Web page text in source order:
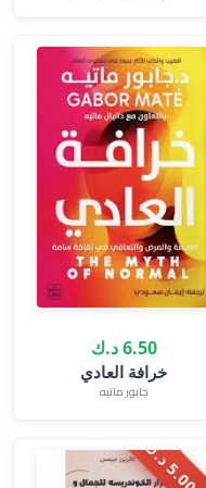
6.50 د.ك
خرافة العادي
جابور ماتيه
5
.
0
0
د
.
ك